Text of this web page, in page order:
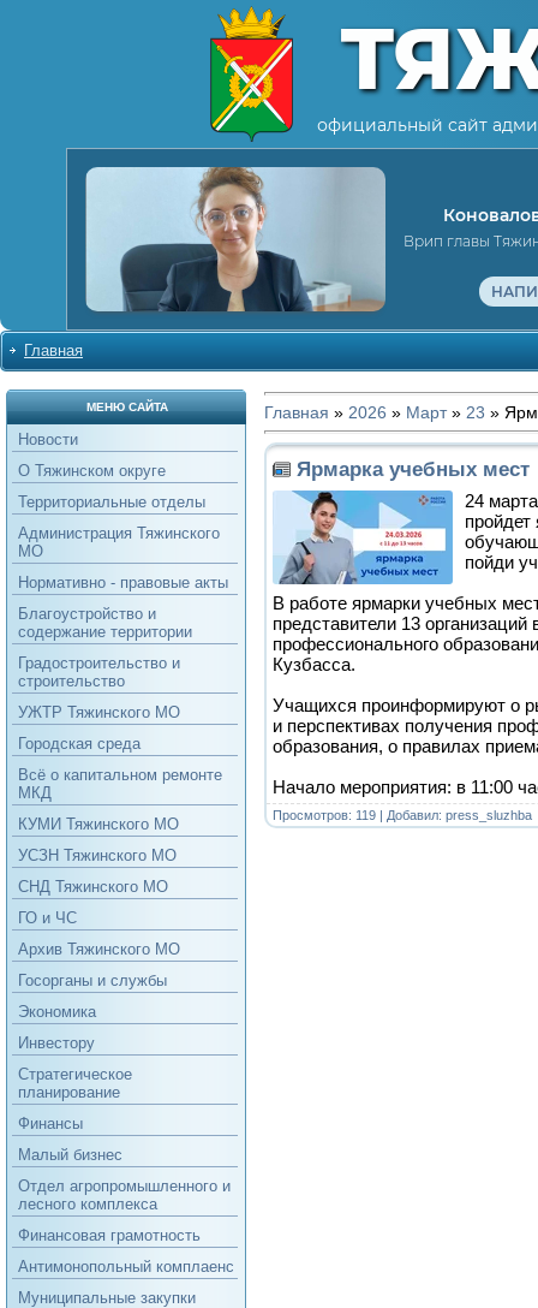
официальный сайт
Врип главы
Главная
МЕНЮ САЙТА
Новости
О Тяжинском округе
Территориальные отделы
Администрация Тяжинского
МО
Нормативно - правовые акты
Благоустройство и
содержание территории
Градостроительство и
строительство
УЖТР Тяжинского МО
Городская среда
Всё о капитальном ремонте
МКД
КУМИ Тяжинского МО
УСЗН Тяжинского МО
СНД Тяжинского МО
ГО и ЧС
Архив Тяжинского МО
Госорганы и службы
Экономика
Инвестору
Стратегическое
планирование
Финансы
Малый бизнес
Отдел агропромышленного и
лесного комплекса
Финансовая грамотность
Антимонопольный комплаенс
Муниципальные закупки
Главная » 2026 » Март » 23 »
Ярмарка учебных мест
24
пойди
В работе ярмарки учебных
представители 13
профессионального
Кузбасса.
Учащихся проинформируют о
и перспективах получения
образования, о правилах
Начало мероприятия: в 11:00
Просмотров: 119 | Добавил: press_sluzhba